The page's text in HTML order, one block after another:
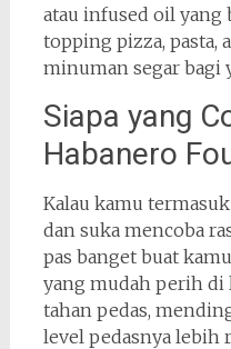
atau infused oil yang
topping pizza, pasta,
minuman segar bagi
Siapa yang
Habanero
Kalau kamu
dan suka mencoba
pas banget buat
yang mudah perih di
tahan pedas,
level pedasnya lebih